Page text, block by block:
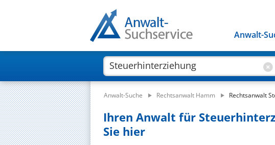
Anwalt-
Anwalt-Suche Rechtsanwalt Hamm Rechtsanwalt
Ihren Anwalt für
Sie hier